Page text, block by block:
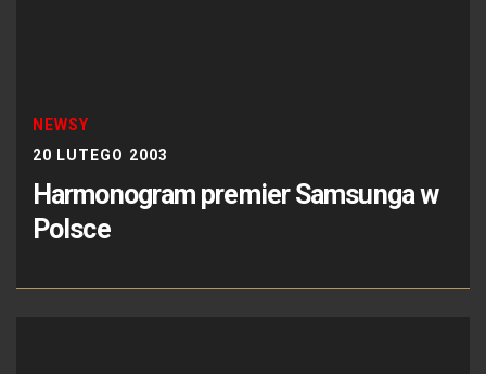
NEWSY
20 LUTEGO 2003
Harmonogram premier Samsunga w
Polsce